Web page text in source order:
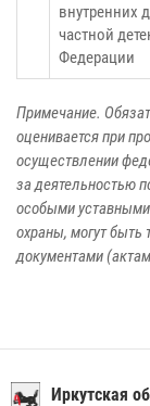
внутренних
частной
Федерации
Примечание.
оценивается при
осуществлении
за деятельностью
особыми
охраны, могут
документами
Иркутская